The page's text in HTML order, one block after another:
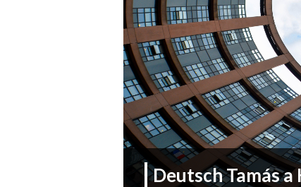
Deutsch Tamás